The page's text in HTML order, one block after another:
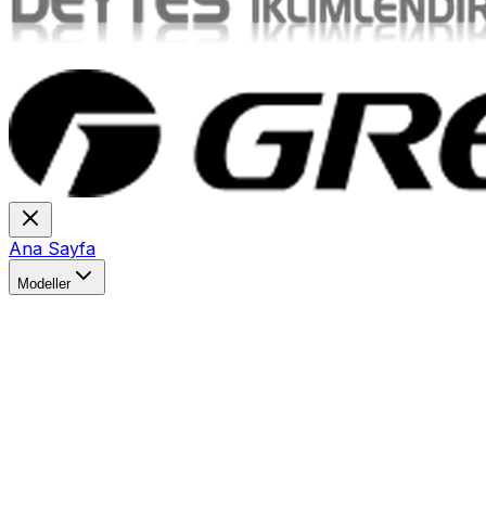
Ana Sayfa
Modeller